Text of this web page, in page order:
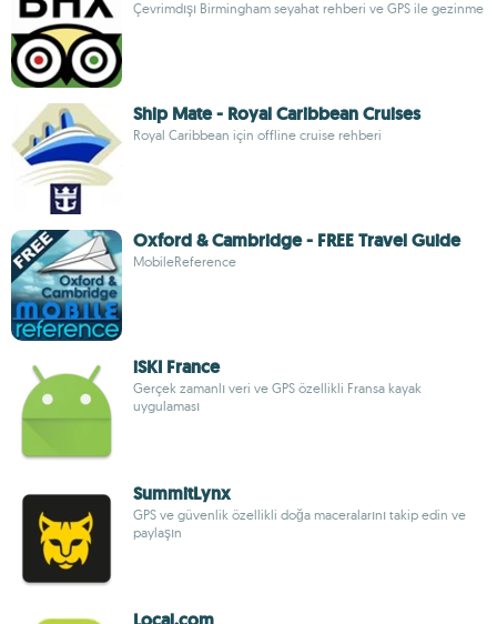
Çevrimdışı Birmingham seyahat rehberi ve GPS ile gezinme
Ship Mate - Royal Caribbean Cruises
Royal Caribbean için offline cruise rehberi
Oxford & Cambridge - FREE Travel Guide
MobileReference
iSKI France
Gerçek zamanlı veri ve GPS özellikli Fransa kayak
uygulaması
SummitLynx
GPS ve güvenlik özellikli doğa maceralarını takip edin ve
paylaşın